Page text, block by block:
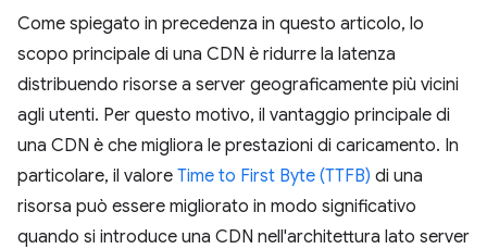
Come spiegato in precedenza in questo articolo, lo
scopo principale di una CDN è ridurre la latenza
distribuendo risorse a server geograficamente più vicini
agli utenti. Per questo motivo, il vantaggio principale di
una CDN è che migliora le prestazioni di caricamento. In
particolare, il valore Time to First Byte (TTFB) di una
risorsa può essere migliorato in modo significativo
quando si introduce una CDN nell'architettura lato server